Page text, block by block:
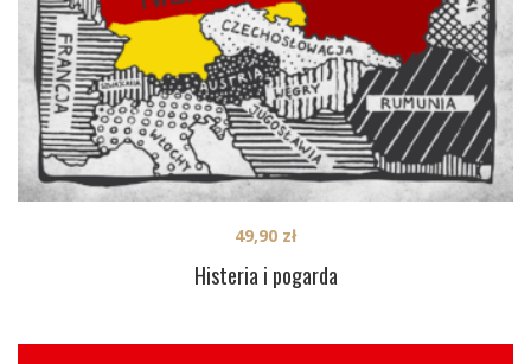
Histeria i pogarda
49,90 zł